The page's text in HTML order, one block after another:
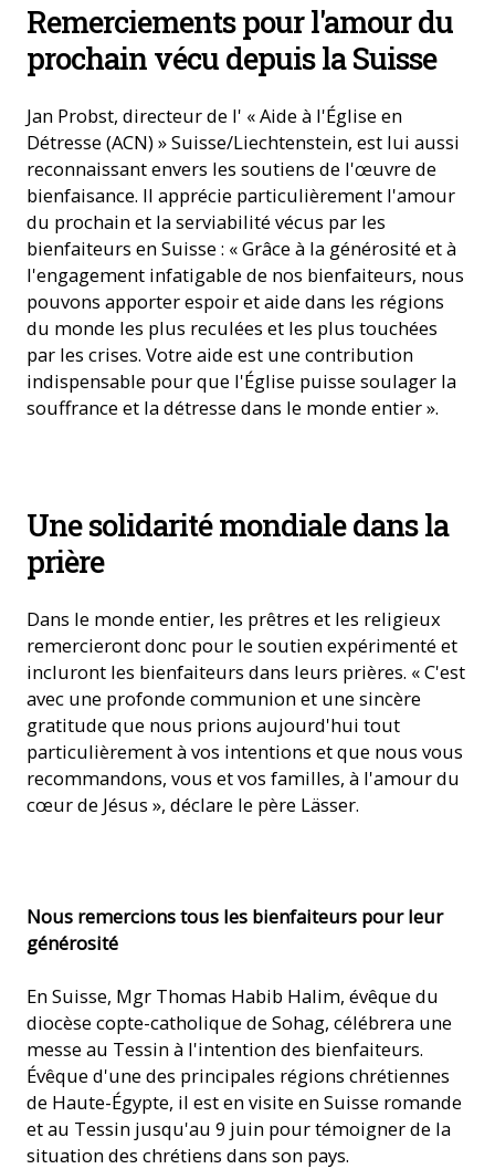
Remerciements pour l'amour du
prochain vécu depuis la Suisse
Jan Probst, directeur de l' « Aide à l'Église en
Détresse (ACN) » Suisse/Liechtenstein, est lui aussi
reconnaissant envers les soutiens de l'œuvre de
bienfaisance. Il apprécie particulièrement l'amour
du prochain et la serviabilité vécus par les
bienfaiteurs en Suisse : « Grâce à la générosité et à
l'engagement infatigable de nos bienfaiteurs, nous
pouvons apporter espoir et aide dans les régions
du monde les plus reculées et les plus touchées
par les crises. Votre aide est une contribution
indispensable pour que l'Église puisse soulager la
souffrance et la détresse dans le monde entier ».
Une solidarité mondiale dans la
prière
Dans le monde entier, les prêtres et les religieux
remercieront donc pour le soutien expérimenté et
incluront les bienfaiteurs dans leurs prières. « C'est
avec une profonde communion et une sincère
gratitude que nous prions aujourd'hui tout
particulièrement à vos intentions et que nous vous
recommandons, vous et vos familles, à l'amour du
cœur de Jésus », déclare le père Lässer.
Nous remercions tous les bienfaiteurs pour leur
générosité
En Suisse, Mgr Thomas Habib Halim, évêque du
diocèse copte-catholique de Sohag, célébrera une
messe au Tessin à l'intention des bienfaiteurs.
Évêque d'une des principales régions chrétiennes
de Haute-Égypte, il est en visite en Suisse romande
et au Tessin jusqu'au 9 juin pour témoigner de la
situation des chrétiens dans son pays.